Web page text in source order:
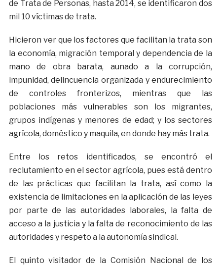
de Trata de Personas, hasta 2014, se identificaron dos
mil 10 víctimas de trata.
Hicieron ver que los factores que facilitan la trata son
la economía, migración temporal y dependencia de la
mano de obra barata, aunado a la corrupción,
impunidad, delincuencia organizada y endurecimiento
de controles fronterizos, mientras que las
poblaciones más vulnerables son los migrantes,
grupos indígenas y menores de edad; y los sectores
agrícola, doméstico y maquila, en donde hay más trata.
Entre los retos identificados, se encontró el
reclutamiento en el sector agrícola, pues está dentro
de las prácticas que facilitan la trata, así como la
existencia de limitaciones en la aplicación de las leyes
por parte de las autoridades laborales, la falta de
acceso a la justicia y la falta de reconocimiento de las
autoridades y respeto a la autonomía sindical.
El quinto visitador de la Comisión Nacional de los